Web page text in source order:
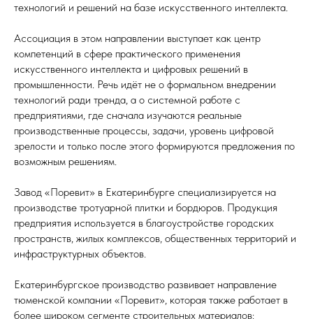
технологий и решений на базе искусственного интеллекта.
Ассоциация в этом направлении выступает как центр
компетенций в сфере практического применения
искусственного интеллекта и цифровых решений в
промышленности. Речь идёт не о формальном внедрении
технологий ради тренда, а о системной работе с
предприятиями, где сначала изучаются реальные
производственные процессы, задачи, уровень цифровой
зрелости и только после этого формируются предложения по
возможным решениям.
Завод «Поревит» в Екатеринбурге специализируется на
производстве тротуарной плитки и бордюров. Продукция
предприятия используется в благоустройстве городских
пространств, жилых комплексов, общественных территорий и
инфраструктурных объектов.
Екатеринбургское производство развивает направление
тюменской компании «Поревит», которая также работает в
более широком сегменте строительных материалов: